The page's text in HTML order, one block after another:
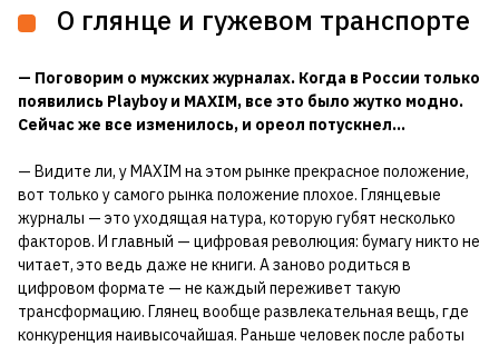
О глянце и гужевом транспорте
— Поговорим о мужских журналах. Когда в России только
появились Playboy и МAXIM, все это было жутко модно.
Сейчас же все изменилось, и ореол потускнел...
— Видите ли, у MAXIM на этом рынке прекрасное положение,
вот только у самого рынка положение плохое. Глянцевые
журналы — это уходящая натура, которую губят несколько
факторов. И главный — цифровая революция: бумагу никто не
читает, это ведь даже не книги. А заново родиться в
цифровом формате — не каждый переживет такую
трансформацию. Глянец вообще развлекательная вещь, где
конкуренция наивысочайшая. Раньше человек после работы